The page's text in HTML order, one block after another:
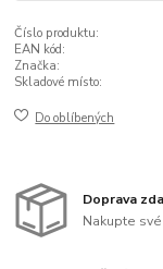
Číslo produktu:
EAN kód:
Značka:
Skladové místo:
Do oblíbených
Doprava
Nakupte